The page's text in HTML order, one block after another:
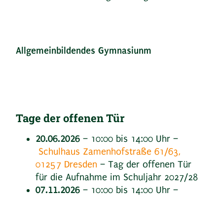
Allgemeinbildendes Gymnasiunm
Tage der offenen Tür
20.06.2026 – 10:00 bis 14:00 Uhr –
Schulhaus Zamenhofstraße 61/63,
01257 Dresden – Tag der offenen Tür
für die Aufnahme im Schuljahr 2027/28
07.11.2026 – 10:00 bis 14:00 Uhr –